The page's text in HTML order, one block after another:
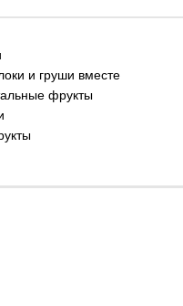
и груши вместе
фрукты